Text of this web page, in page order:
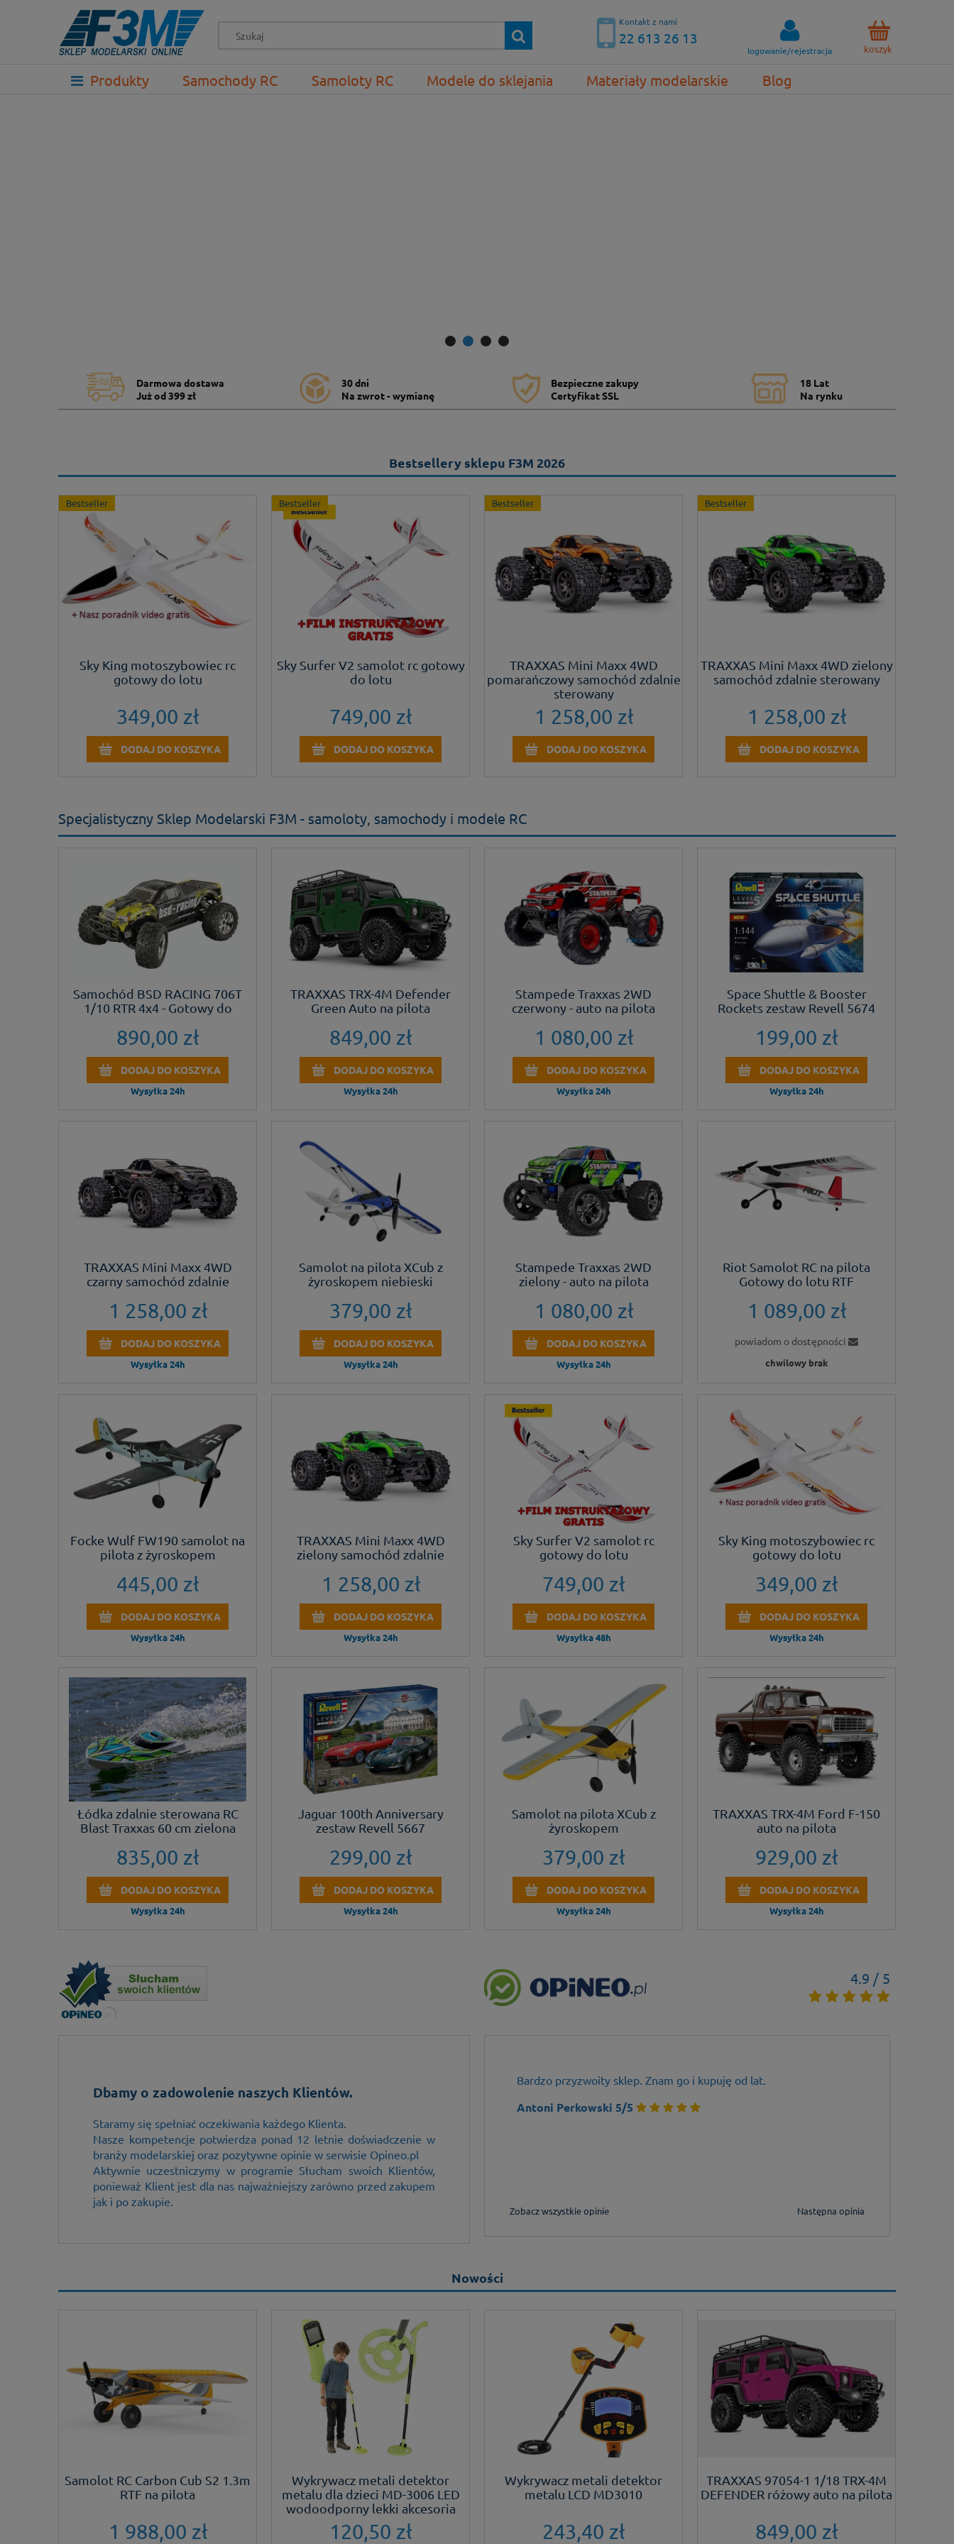
koszyk
logowanie/rejestracja
Kontakt z nami
22 613 26 13
Produkty Samochody RC Samoloty RC Modele do sklejania Materiały modelarskie Blog
Darmowa dostawa
Już od 399 zł
30 dni
Na zwrot - wymianę
Bezpieczne zakupy
Certyfikat SSL
18 Lat
Na rynku
Bestsellery sklepu F3M 2026
Sky King motoszybowiec rc
gotowy do lotu
349,00 zł
DODAJ DO KOSZYKA
Bestseller
Sky Surfer V2 samolot rc gotowy
do lotu
749,00 zł
DODAJ DO KOSZYKA
Bestseller
TRAXXAS Mini Maxx 4WD
pomarańczowy samochód zdalnie
sterowany
1 258,00 zł
DODAJ DO KOSZYKA
Bestseller
TRAXXAS Mini Maxx 4WD zielony
samochód zdalnie sterowany
1 258,00 zł
DODAJ DO KOSZYKA
Bestseller
Specjalistyczny Sklep Modelarski F3M - samoloty, samochody i modele RC
Samochód BSD RACING 706T
1/10 RTR 4x4 - Gotowy do
890,00 zł
DODAJ DO KOSZYKA
Wysyłka 24h
TRAXXAS TRX-4M Defender
Green Auto na pilota
849,00 zł
DODAJ DO KOSZYKA
Wysyłka 24h
Stampede Traxxas 2WD
czerwony - auto na pilota
1 080,00 zł
DODAJ DO KOSZYKA
Wysyłka 24h
Space Shuttle & Booster
Rockets zestaw Revell 5674
199,00 zł
DODAJ DO KOSZYKA
Wysyłka 24h
TRAXXAS Mini Maxx 4WD
czarny samochód zdalnie
1 258,00 zł
DODAJ DO KOSZYKA
Wysyłka 24h
Samolot na pilota XCub z
żyroskopem niebieski
379,00 zł
DODAJ DO KOSZYKA
Wysyłka 24h
Stampede Traxxas 2WD
zielony - auto na pilota
1 080,00 zł
DODAJ DO KOSZYKA
Wysyłka 24h
Riot Samolot RC na pilota
Gotowy do lotu RTF
1 089,00 zł
powiadom o dostępności
chwilowy brak
Focke Wulf FW190 samolot na
pilota z żyroskopem
445,00 zł
DODAJ DO KOSZYKA
Wysyłka 24h
TRAXXAS Mini Maxx 4WD
zielony samochód zdalnie
1 258,00 zł
DODAJ DO KOSZYKA
Wysyłka 24h
Sky Surfer V2 samolot rc
gotowy do lotu
749,00 zł
DODAJ DO KOSZYKA
Wysyłka 48h
Sky King motoszybowiec rc
gotowy do lotu
349,00 zł
DODAJ DO KOSZYKA
Wysyłka 24h
Łódka zdalnie sterowana RC
Blast Traxxas 60 cm zielona
835,00 zł
DODAJ DO KOSZYKA
Wysyłka 24h
Jaguar 100th Anniversary
zestaw Revell 5667
299,00 zł
DODAJ DO KOSZYKA
Wysyłka 24h
Samolot na pilota XCub z
żyroskopem
379,00 zł
DODAJ DO KOSZYKA
Wysyłka 24h
TRAXXAS TRX-4M Ford F-150
auto na pilota
929,00 zł
DODAJ DO KOSZYKA
Wysyłka 24h
Dbamy o zadowolenie naszych Klientów.
Staramy się spełniać oczekiwania każdego Klienta.
Nasze kompetencje potwierdza ponad 12 letnie doświadczenie w
branży modelarskiej oraz pozytywne opinie w serwisie Opineo.pl
Aktywnie uczestniczymy w programie Słucham swoich Klientów,
ponieważ Klient jest dla nas najważniejszy zarówno przed zakupem
jak i po zakupie.
4.9 / 5
kontakt telefoniczny. A trzeba wspomnieć ze czas przedświąteczny
poziomie 6+ :) Polecam każdemu
Marta 6+/5
Bardzo przyzwoity sklep. Znam go i kupuję od lat.
Antoni Perkowski 5/5
Kupuję w tym sklepie od ładnych kilku lat, profesjonalna obsługa na
Lucjan Kupiec
Zobacz wszystkie opinie Następna opinia
Nowości
Samolot RC Carbon Cub S2 1.3m
RTF na pilota
1 988,00 zł
Wykrywacz metali detektor
metalu dla dzieci MD-3006 LED
wodoodporny lekki akcesoria
120,50 zł
Wykrywacz metali detektor
metalu LCD MD3010
243,40 zł
TRAXXAS 97054-1 1/18 TRX-4M
DEFENDER różowy auto na pilota
849,00 zł